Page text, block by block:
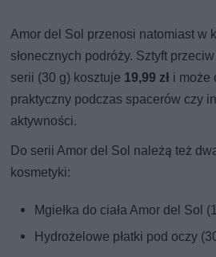
Amor del Sol przenosi natomiast w
słonecznych podróży. Sztyft
serii (30 g) kosztuje 19,99 zł i może
praktyczny podczas spacerów czy
aktywności.
Do serii Amor del Sol należą też
kosmetyki:
Mgiełka do ciała Amor del Sol
Hydrożelowe płatki pod oczy